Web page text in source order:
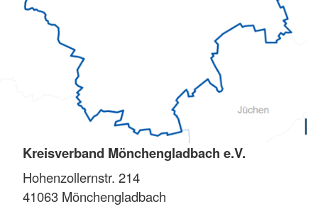
Kreisverband Mönchengladbach e.V.
Hohenzollernstr. 214
41063 Mönchengladbach